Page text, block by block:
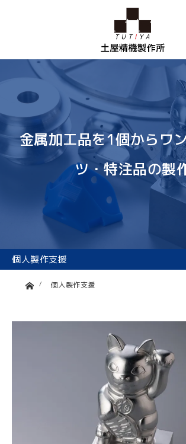
金属加工品を1個からワ
ツ・特注品の製
個人製作支援
ホーム個人製作支援